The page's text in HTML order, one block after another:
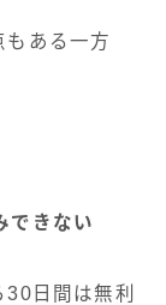
もある一方
できない
日間は無利